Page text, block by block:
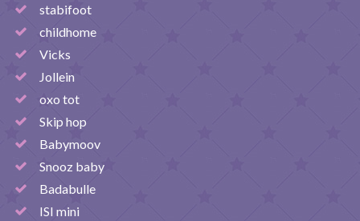
stabifoot
childhome
Vicks
Jollein
oxo tot
Skip hop
Babymoov
Snooz baby
Badabulle
ISI mini